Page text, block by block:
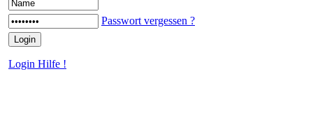
Passwort vergessen ?
Login Hilfe !